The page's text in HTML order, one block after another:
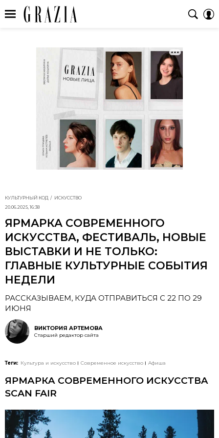
КУЛЬТУРНЫЙ КОД
ИСКУССТВО
20.06.2025, 16:38
ЯРМАРКА СОВРЕМЕННОГО
ИСКУССТВА, ФЕСТИВАЛЬ, НОВЫЕ
ВЫСТАВКИ И НЕ ТОЛЬКО:
ГЛАВНЫЕ КУЛЬТУРНЫЕ СОБЫТИЯ
НЕДЕЛИ
РАССКАЗЫВАЕМ, КУДА ОТПРАВИТЬСЯ С 22 ПО 29
ИЮНЯ
ВИКТОРИЯ АРТЕМОВА
Старший редактор сайта
Теги: Культура и искусство Современное искусство Афиша
ЯРМАРКА СОВРЕМЕННОГО ИСКУССТВА
SCAN FAIR